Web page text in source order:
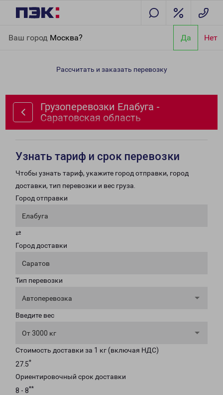
Ваш город Москва? Да Нет
область
Рассчитать и заказать перевозку
Грузоперевозки Елабуга -
Саратовская область
Узнать тариф и срок перевозки
Чтобы узнать тариф, укажите город отправки, город
доставки, тип перевозки и вес груза.
Город отправки
Елабуга
⇄
Город доставки
Саратов
Тип перевозки
Автоперевозка
Введите вес
От 3000 кг
Стоимость доставки за 1 кг (включая НДС)
27.5*
Ориентировочный срок доставки
8 - 8**